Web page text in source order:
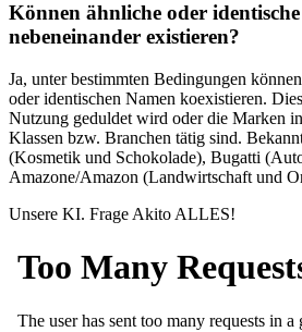
Können ähnliche oder
nebeneinander existieren?
Ja, unter bestimmten Bedingungen
oder identischen Namen koexistieren.
Nutzung geduldet wird oder die Marken
Klassen bzw. Branchen tätig sind.
(Kosmetik und Schokolade), Bugatti
Amazone/Amazon (Landwirtschaft und
Unsere KI. Frage Akito ALLES!